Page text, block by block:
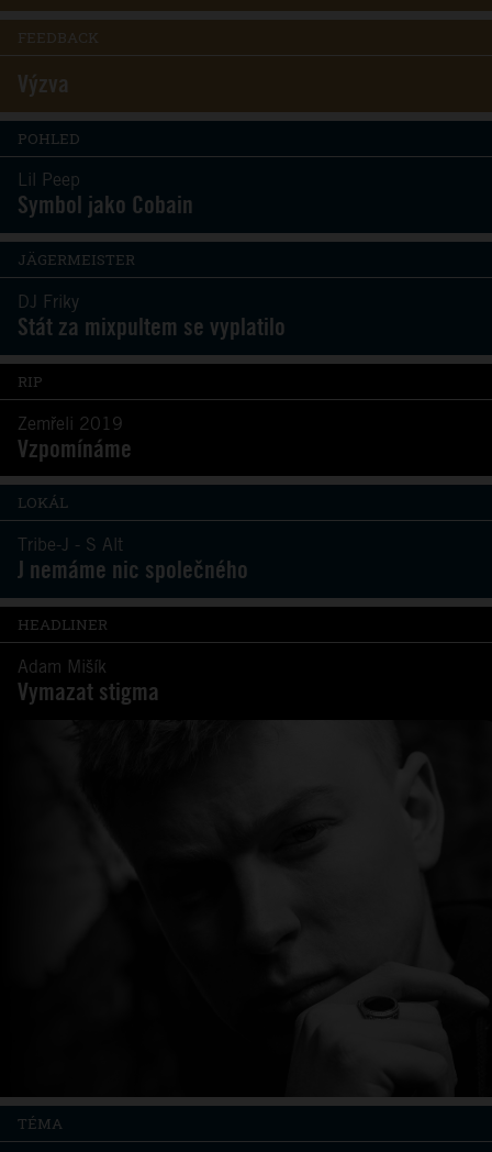
FEEDBACK
Výzva
POHLED
Lil Peep
Symbol jako Cobain
JÄGERMEISTER
DJ Friky
Stát za mixpultem se vyplatilo
RIP
Zemřeli 2019
Vzpomínáme
LOKÁL
Tribe-J - S Alt
J nemáme nic společného
HEADLINER
Adam Mišík
Vymazat stigma
TÉMA